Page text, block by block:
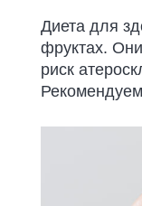
Диета для
фруктах.
риск